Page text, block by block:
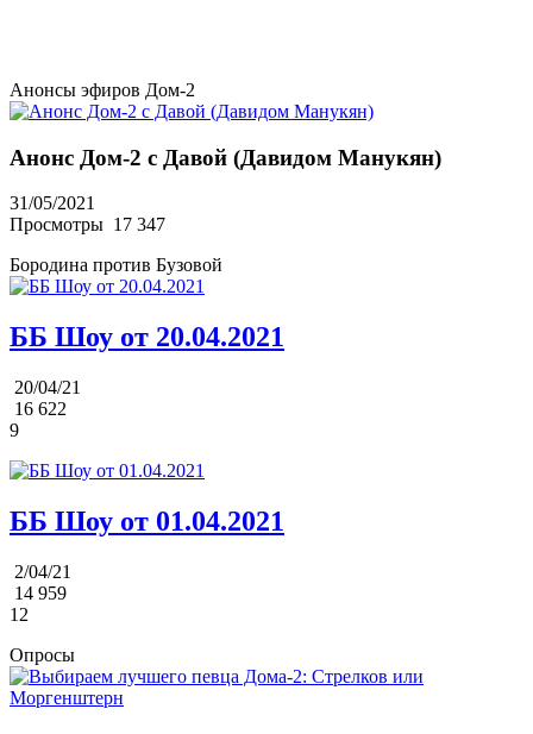
Анонсы эфиров Дом-2
Анонс Дом-2 с Давой (Давидом Манукян)
31/05/2021
Просмотры 17 347
Бородина против Бузовой
ББ Шоу от 20.04.2021
20/04/21
16 622
9
ББ Шоу от 01.04.2021
2/04/21
14 959
12
Опросы